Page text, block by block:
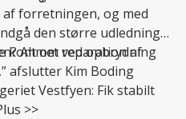
forretningen, og med
den større udledning
kommet ved opbrydning
afslutter Kim Boding
Alt omreparation af
Vestfyen: Fik stabilt
>>